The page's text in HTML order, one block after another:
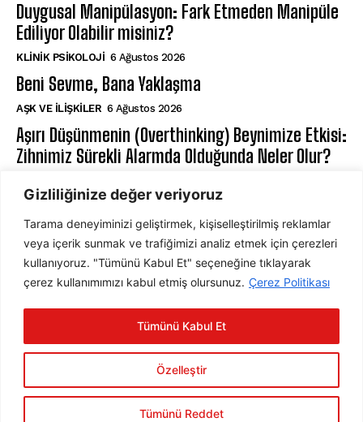
Gizliliğinize değer veriyoruz
Tarama deneyiminizi geliştirmek, kişiselleştirilmiş reklamlar
veya içerik sunmak ve trafiğimizi analiz etmek için çerezleri
kullanıyoruz. "Tümünü Kabul Et" seçeneğine tıklayarak
çerez kullanımımızı kabul etmiş olursunuz. Çerez Politikası
Özelleştir
Tümünü Reddet
Tümünü Kabul Et
Duygusal Manipülasyon: Fark Etmeden Manipüle
Ediliyor Olabilir misiniz?
KLINIK PSIKOLOJI 6 Ağustos 2026
Beni Sevme, Bana Yaklaşma
AŞK VE İLIŞKILER 6 Ağustos 2026
Aşırı Düşünmenin (Overthinking) Beynimize Etkisi:
Zihnimiz Sürekli Alarmda Olduğunda Neler Olur?
ABONE OL
ABONE OL
okudum, onaylıyorum.